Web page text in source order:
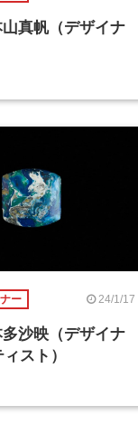
真帆（デザイナ
ー 24/1/17
沙映（デザイナ
スト）